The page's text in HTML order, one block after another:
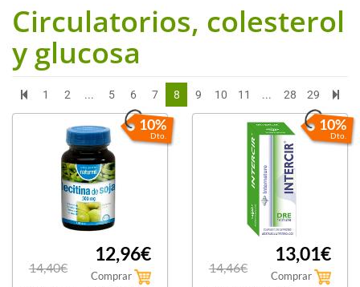
Circulatorios, colesterol
y glucosa
1 2 ... 5 6 7 8 9 10 11 ... 28 29
10%
Dto.
14,40€
12,96€
Comprar
10%
Dto.
14,46€
13,01€
Comprar